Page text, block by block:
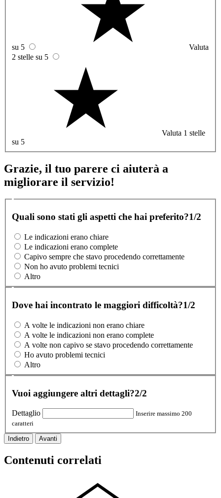
su 5
Valuta
2 stelle su 5
Valuta 1 stelle
su 5
Grazie, il tuo parere ci aiuterà a
migliorare il servizio!
Quali sono stati gli aspetti che hai preferito?1/2
Le indicazioni erano chiare
Le indicazioni erano complete
Capivo sempre che stavo procedendo correttamente
Non ho avuto problemi tecnici
Altro
Dove hai incontrato le maggiori difficoltà?1/2
A volte le indicazioni non erano chiare
A volte le indicazioni non erano complete
A volte non capivo se stavo procedendo correttamente
Ho avuto problemi tecnici
Altro
Vuoi aggiungere altri dettagli?2/2
Dettaglio
Inserire massimo 200
caratteri
Indietro Avanti
Contenuti correlati